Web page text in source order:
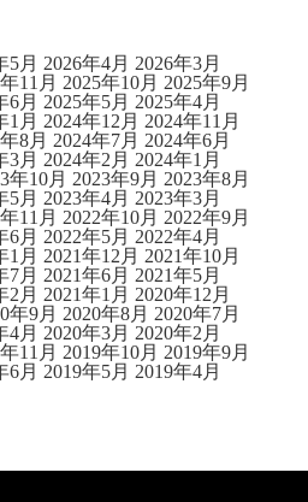
5月 2026年4月 2026年3月
11月 2025年10月 2025年9月
6月 2025年5月 2025年4月
1月 2024年12月 2024年11月
8月 2024年7月 2024年6月
3月 2024年2月 2024年1月
年10月 2023年9月 2023年8月
5月 2023年4月 2023年3月
11月 2022年10月 2022年9月
6月 2022年5月 2022年4月
1月 2021年12月 2021年10月
7月 2021年6月 2021年5月
2月 2021年1月 2020年12月
年9月 2020年8月 2020年7月
4月 2020年3月 2020年2月
11月 2019年10月 2019年9月
6月 2019年5月 2019年4月